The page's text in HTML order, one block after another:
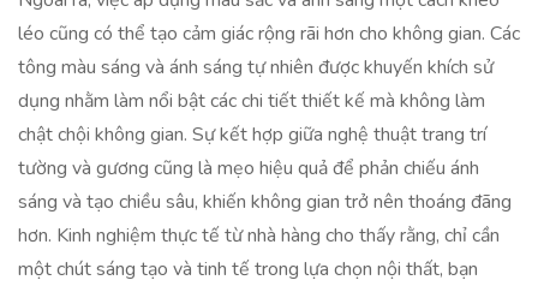
léo cũng có thể tạo cảm giác rộng rãi hơn cho không gian. Các
tông màu sáng và ánh sáng tự nhiên được khuyến khích sử
dụng nhằm làm nổi bật các chi tiết thiết kế mà không làm
chật chội không gian. Sự kết hợp giữa nghệ thuật trang trí
tường và gương cũng là mẹo hiệu quả để phản chiếu ánh
sáng và tạo chiều sâu, khiến không gian trở nên thoáng đãng
hơn. Kinh nghiệm thực tế từ nhà hàng cho thấy rằng, chỉ cần
một chút sáng tạo và tinh tế trong lựa chọn nội thất, bạn